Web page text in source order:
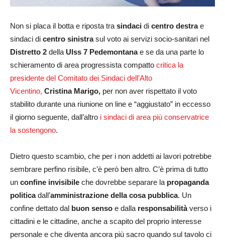
Non si placa il botta e riposta tra sindaci di centro destrae
sindaci di centro sinistrasul voto ai servizi socio-sanitari nel
Distretto 2 della Ulss 7 Pedemontanae se da una parte lo
schieramento di area progressista compatto critica la
presidente del Comitato dei Sindaci dell’Alto
Vicentino, Cristina Marigo, per non aver rispettato il voto
stabilito durante una riunione on line e “aggiustato” in eccesso
il giorno seguente, dall’altro i sindaci di area più conservatrice
la sostengono.
Dietro questo scambio, che per i non addetti ai lavori potrebbe
sembrare perfino risibile, c’è però ben altro. C’è prima di tutto
un confine invisibile che dovrebbe separare la propaganda
politicadall’amministrazione della cosa pubblica. Un
confine dettato dal buon senso e dalla responsabilitàverso i
cittadini e le cittadine, anche a scapito del proprio interesse
personale e che diventa ancora più sacro quando sul tavolo ci